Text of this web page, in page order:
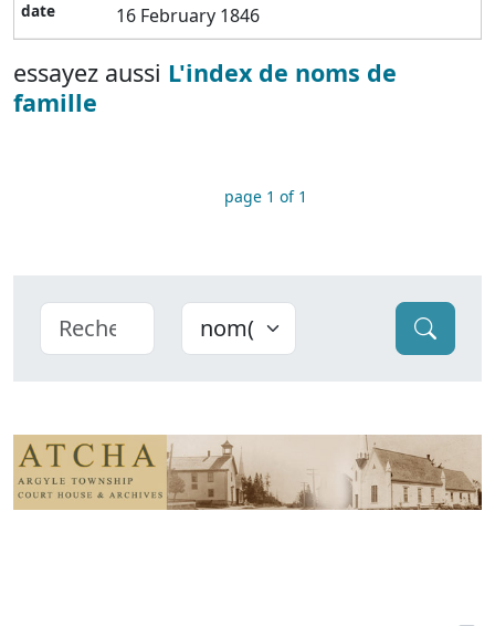
16 February 1846
essayez aussi L'index de noms de
famille
page 1 of 1